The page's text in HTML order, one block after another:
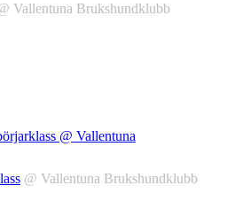
Vallentuna Brukshundklubb
@ Vallentuna
@ Vallentuna Brukshundklubb